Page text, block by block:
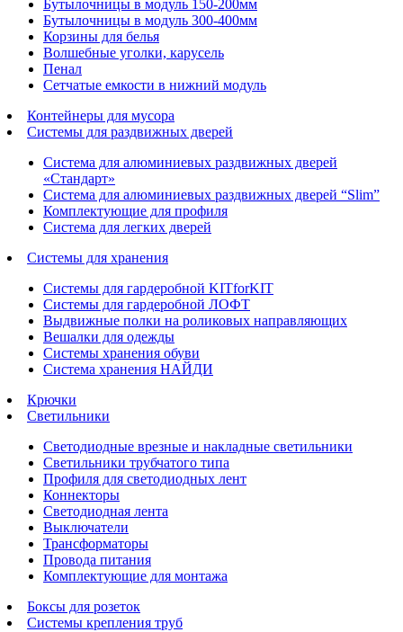
Бутылочницы в модуль 150-200мм
Бутылочницы в модуль 300-400мм
Корзины для белья
Волшебные уголки, карусель
Пенал
Cетчатые емкости в нижний модуль
Контейнеры для мусора
Системы для раздвижных дверей
Система для алюминиевых раздвижных дверей
«Стандарт»
Система для алюминиевых раздвижных дверей “Slim”
Комплектующие для профиля
Система для легких дверей
Системы для хранения
Системы для гардеробной KITforKIT
Системы для гардеробной ЛОФТ
Выдвижные полки на роликовых направляющих
Вешалки для одежды
Системы хранения обуви
Система хранения НАЙДИ
Крючки
Светильники
Светодиодные врезные и накладные светильники
Светильники трубчатого типа
Профиля для светодиодных лент
Коннекторы
Светодиодная лента
Выключатели
Трансформаторы
Провода питания
Комплектующие для монтажа
Боксы для розеток
Системы крепления труб